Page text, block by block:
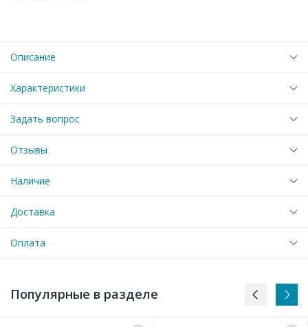
Описание
Характеристики
Задать вопрос
Отзывы
Наличие
Доставка
Оплата
Популярные в разделе